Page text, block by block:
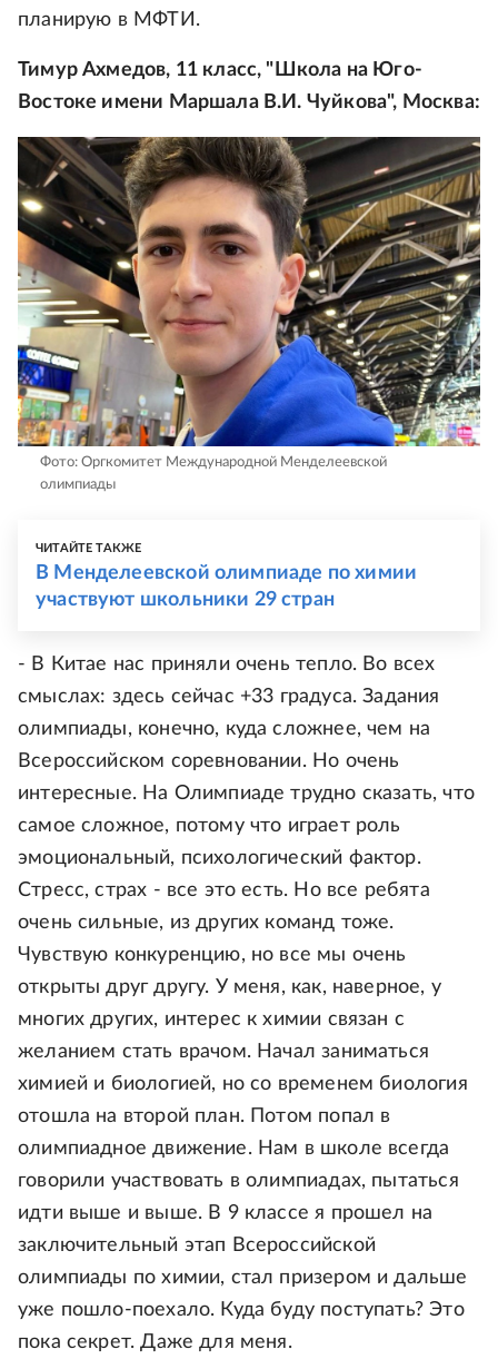
планирую в МФТИ.
Тимур Ахмедов, 11 класс, "Школа на Юго-
Востоке имени Маршала В.И. Чуйкова", Москва:
Фото: Оргкомитет Международной Менделеевской
олимпиады
ЧИТАЙТЕ ТАКЖЕ
В Менделеевской олимпиаде по химии
участвуют школьники 29 стран
- В Китае нас приняли очень тепло. Во всех
смыслах: здесь сейчас +33 градуса. Задания
олимпиады, конечно, куда сложнее, чем на
Всероссийском соревновании. Но очень
интересные. На Олимпиаде трудно сказать, что
самое сложное, потому что играет роль
эмоциональный, психологический фактор.
Стресс, страх - все это есть. Но все ребята
очень сильные, из других команд тоже.
Чувствую конкуренцию, но все мы очень
открыты друг другу. У меня, как, наверное, у
многих других, интерес к химии связан с
желанием стать врачом. Начал заниматься
химией и биологией, но со временем биология
отошла на второй план. Потом попал в
олимпиадное движение. Нам в школе всегда
говорили участвовать в олимпиадах, пытаться
идти выше и выше. В 9 классе я прошел на
заключительный этап Всероссийской
олимпиады по химии, стал призером и дальше
уже пошло-поехало. Куда буду поступать? Это
пока секрет. Даже для меня.